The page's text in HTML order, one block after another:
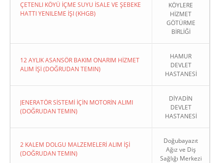
ÇETENLI KÖYÜ İÇME SUYU İSALE VE ŞEBEKE
HATTI YENILEME İŞI (KHGB)
KÖYLERE
HİZMET
GÖTÜRME
BİRLİĞİ
12 AYLIK ASANSÖR BAKIM ONARIM HİZMET
ALIM İŞİ (DOĞRUDAN TEMIN)
HAMUR
DEVLET
HASTANESİ
JENERATÖR SİSTEMİ İÇİN MOTORİN ALIMI
(DOĞRUDAN TEMIN)
DİYADİN
DEVLET
HASTANESİ
2 KALEM DOLGU MALZEMELERİ ALIM İŞİ
(DOĞRUDAN TEMIN)
Doğubayazıt
Ağız ve Diş
Sağlığı Merkezi